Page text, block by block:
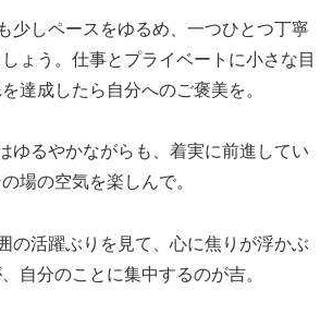
しペースをゆるめ、一つひとつ丁寧
ょう。仕事とプライベートに小さな目
達成したら自分へのご褒美を。
るやかながらも、着実に前進してい
場の空気を楽しんで。
活躍ぶりを見て、心に焦りが浮かぶ
自分のことに集中するのが吉。